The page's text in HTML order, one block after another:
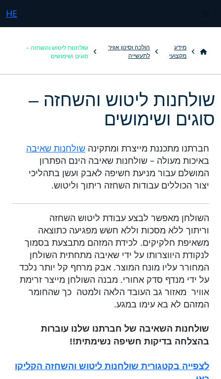
HE
מידע
מקצועי
הולכה וסינון אוויר
לתעשייה
שולחנות ליטוש והשחזה –
סוגים ושימושים
שולחנות ליטוש והשחזה –
סוגים ושימושים
חברתנו מתכננת מייצרת ומתקינה שולחנות שאיבה
באיכות מעולה – שולחנות שאיבה הינם הפתרון
המושלם עבור מניעת חשיפה לאבק ועשן בתהליכי
יצור הכוללים עבודות השחזה ריתוך וליטוש.
השולחן מאפשר לבצע עבודת ליטוש השחזה
וריתוך ללא מסכות וללא חשש מפגיעה כתוצאה
משאיפת חלקיקים. לכידת המזהם מתבצעת בסמוך
לנקודת היווצרותו על ידי שאיבה מתחתית השולחן
המחורר עליו מונח המוצר. אבק מרחף קל יותר נלכד
על ידי מנדף סדק אחורי. מבנה השולחן מייצר זרימת
אוויר מאזור גב העובד הלאה ולמטה כך שהחומר
המזהם לא בא עימו במגע.
שולחנות השאיבה של חברתנו שלנו עוברות
בהצלחה בדיקות חשיפה נשימתית!!
לצפייה בקטגורית שולחנות ליטוש והשחזה הקליקו